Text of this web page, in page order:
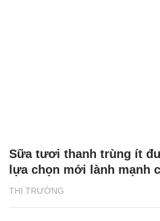
THỊ TRƯỜNG
Sữa tươi thanh trùng ít
lựa chọn mới lành mạnh